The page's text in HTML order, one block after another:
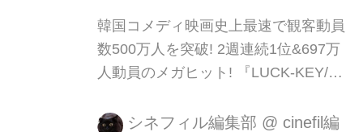
韓国コメディ映画史上最速で観客動員
数500万人を突破! 2週連続1位&697万
人動員のメガヒット! 『LUCK-KEY/ラ
えた最高のエンタテインメント!映画
シネフィル編集部 @ cinefil編